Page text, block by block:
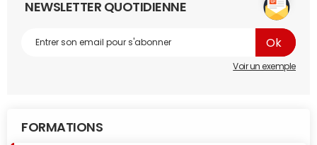
NEWSLETTER QUOTIDIENNE
Voir un exemple
FORMATIONS